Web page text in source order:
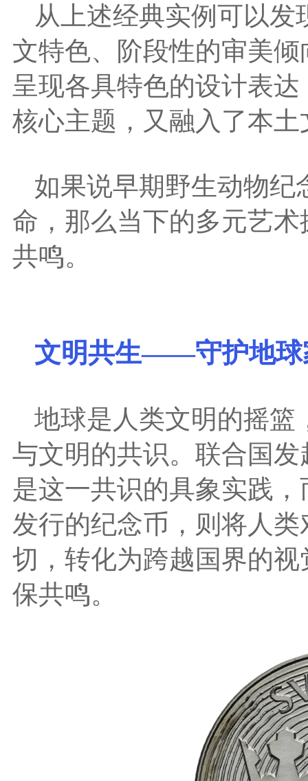
从上述经典实例可以
文特色、阶段性的审美
呈现各具特色的设计表
核心主题，又融入了本
如果说早期野生动物纪
命，那么当下的多元艺
共鸣。
文明共生——守护地球
地球是人类文明的摇篮
与文明的共识。联合国
是这一共识的具象实践
发行的纪念币，则将人
切，转化为跨越国界的
保共鸣。